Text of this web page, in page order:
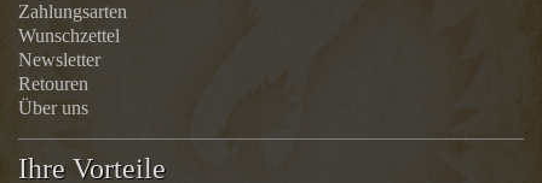
Zahlungsarten
Wunschzettel
Newsletter
Retouren
Über uns
Ihre Vorteile